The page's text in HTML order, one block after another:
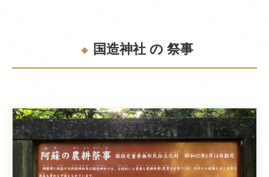
国造神社 の 祭事